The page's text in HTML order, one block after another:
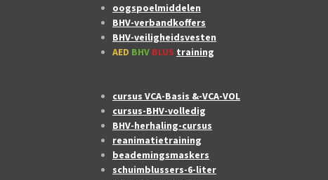
oogspoelmiddelen
BHV-verbandkoffers
BHV-veiligheidsvesten
AED BHV BLUS training
cursus VCA-Basis &-VCA-VOL
cursus-BHV-volledig
BHV-herhaling-cursus
reanimatietraining
beademingsmaskers
schuimblussers-6-liter